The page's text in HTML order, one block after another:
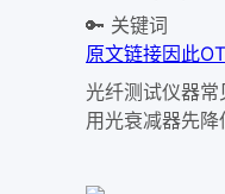
🔑 关键词
原文链接因此
光纤测试仪器
用光衰减器先